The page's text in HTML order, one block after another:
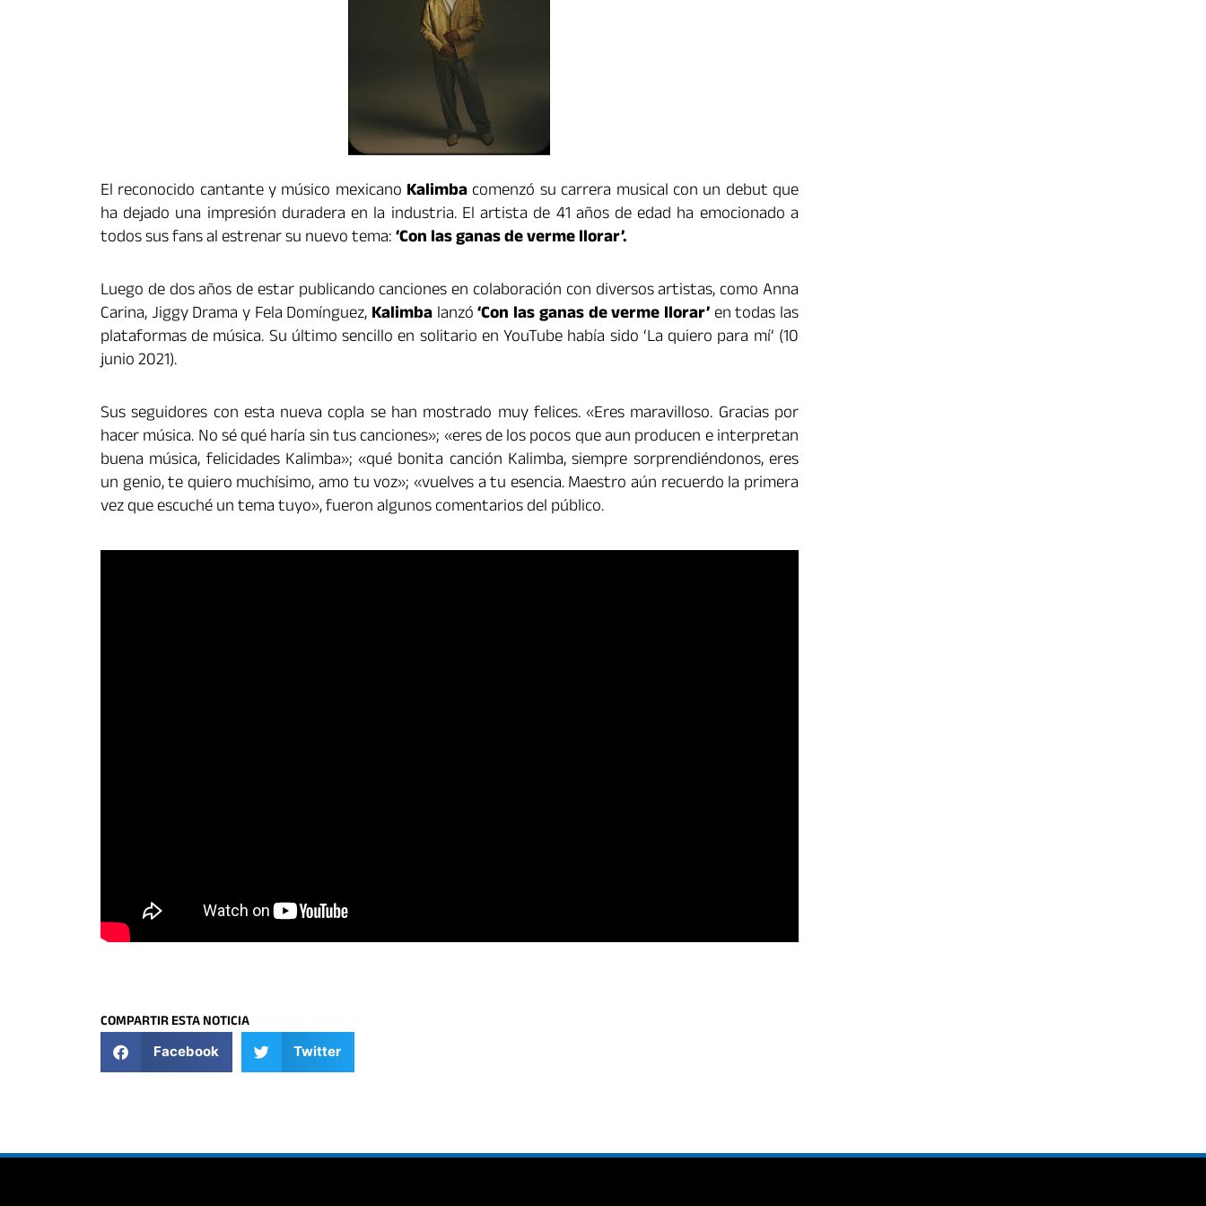
El reconocido cantante y músico mexicano Kalimbacomenzó su carrera musical con un debut que
ha dejado una impresión duradera en la industria. El artista de 41 años de edad ha emocionado a
todos sus fans al estrenar su nuevo tema:‘Con las ganas de verme llorar’.
Luego de dos años de estar publicando canciones en colaboración con diversos artistas, como Anna
Carina, Jiggy Drama y Fela Domínguez,Kalimbalanzó‘Con las ganas de verme llorar’en todas las
plataformas de música. Su último sencillo en solitario en YouTube había sido ‘La quiero para mí’ (10
junio 2021).
Sus seguidores con esta nueva copla se han mostrado muy felices. «Eres maravilloso. Gracias por
hacer música. No sé qué haría sin tus canciones»; «eres de los pocos que aun producen e interpretan
buena música, felicidades Kalimba»; «qué bonita canción Kalimba, siempre sorprendiéndonos, eres
un genio, te quiero muchísimo, amo tu voz»; «vuelves a tu esencia. Maestro aún recuerdo la primera
vez que escuché un tema tuyo», fueron algunos comentarios del público.
COMPARTIR ESTA NOTICIA
Facebook Twitter